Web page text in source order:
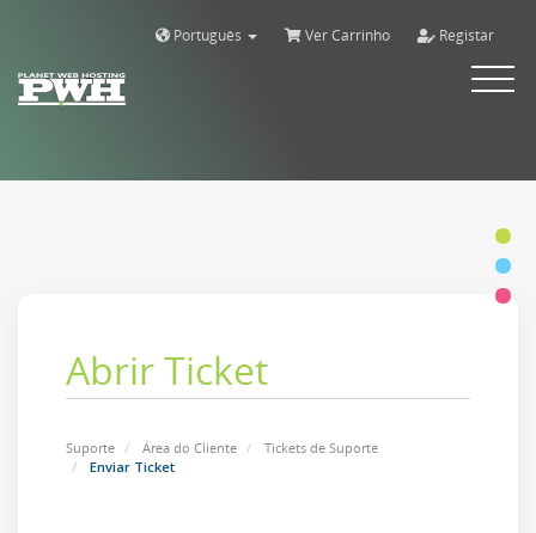
Português Ver Carrinho Registar
Alternar
Abrir Ticket
Suporte Área do Cliente
Tickets de Suporte
Enviar Ticket